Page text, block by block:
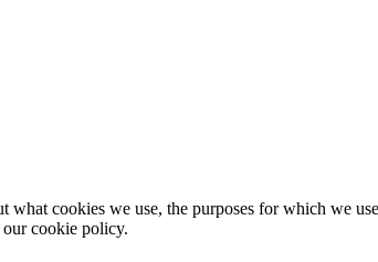
cookies we use, the purposes for which we
cookie policy.